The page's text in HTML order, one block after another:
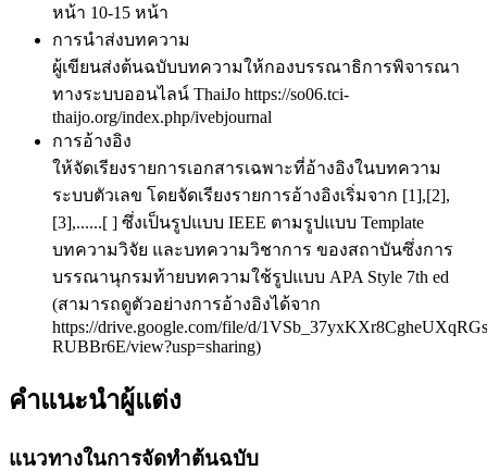
หน้า 10-15 หน้า
การนำส่งบทความ
ผู้เขียนส่งต้นฉบับบทความให้กองบรรณาธิการพิจารณา
ทางระบบออนไลน์ ThaiJo https://so06.tci-
thaijo.org/index.php/ivebjournal
การอ้างอิง
ให้จัดเรียงรายการเอกสารเฉพาะที่อ้างอิงในบทความ
ระบบตัวเลข โดยจัดเรียงรายการอ้างอิงเริ่มจาก [1],[2],
[3],......[ ] ซึ่งเป็นรูปแบบ IEEE ตามรูปแบบ Template
บทความวิจัย และบทความวิชาการ ของสถาบันซึ่งการ
บรรณานุกรมท้ายบทความใช้รูปแบบ APA Style 7th ed
(สามารถดูตัวอย่างการอ้างอิงได้จาก
https://drive.google.com/file/d/
RUBBr6E/view?usp=sharing)
คำแนะนำผู้แต่ง
แนวทางในการจัดทำต้นฉบับ